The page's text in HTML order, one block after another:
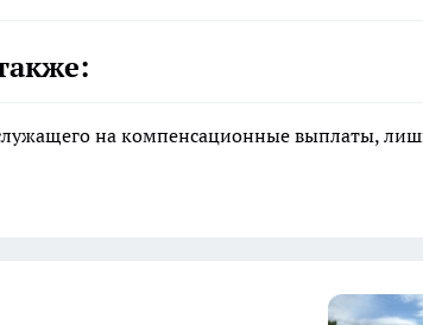
на компенсационные выплаты,